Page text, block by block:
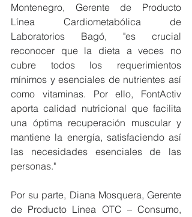
Montenegro, Gerente de Producto
Línea Cardiometabólica de
Laboratorios Bagó, "es crucial
reconocer que la dieta a veces no
cubre todos los requerimientos
mínimos y esenciales de nutrientes así
como vitaminas. Por ello, FontActiv
aporta calidad nutricional que facilita
una óptima recuperación muscular y
mantiene la energía, satisfaciendo así
las necesidades esenciales de las
personas."
Por su parte, Diana Mosquera, Gerente
de Producto Línea OTC – Consumo,